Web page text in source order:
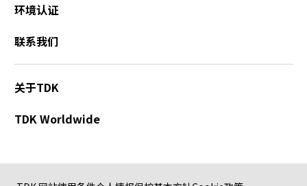
环境认证
联系我们
关于TDK
TDK Worldwide